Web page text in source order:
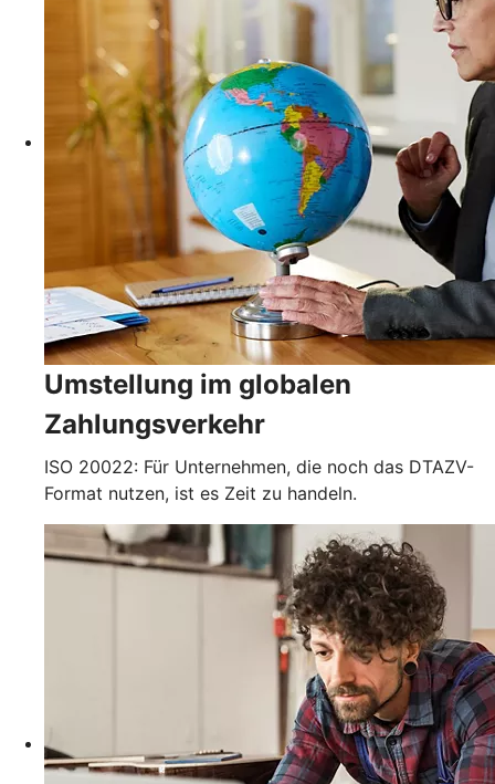
Umstellung im globalen
Zahlungsverkehr
ISO 20022: Für Unternehmen, die noch das DTAZV-
Format nutzen, ist es Zeit zu handeln.